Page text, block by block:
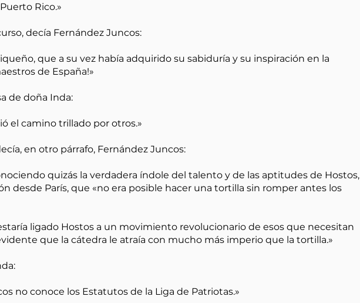
Rico.»
decía Fernández Juncos:
que a su vez había adquirido su sabiduría y su inspiración en la
de España!»
de doña Inda:
el camino trillado por otros.»
en otro párrafo, Fernández Juncos:
quizás la verdadera índole del talento y de las aptitudes de Hostos,
desde París, que «no era posible hacer una tortilla sin romper antes los
ligado Hostos a un movimiento revolucionario de esos que necesitan
que la cátedra le atraía con mucho más imperio que la tortilla.»
no conoce los Estatutos de la Liga de Patriotas.»